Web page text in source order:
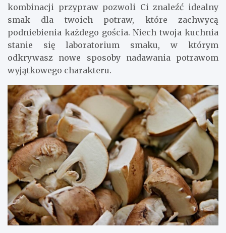
kombinacji przypraw pozwoli Ci znaleźć idealny
smak dla twoich potraw, które zachwycą
podniebienia każdego gościa. Niech twoja kuchnia
stanie się laboratorium smaku, w którym
odkrywasz nowe sposoby nadawania potrawom
wyjątkowego charakteru.